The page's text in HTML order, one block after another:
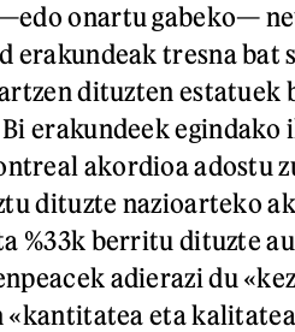
onartu gabeko—
erakundeak tresna bat
dituzten estatuek
erakundeek
akordioa adostu
dituzte nazioarteko
%33k berritu dituzte
adierazi du
«kantitatea eta